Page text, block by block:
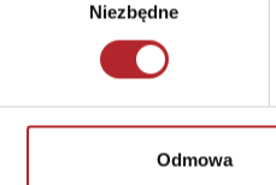
Niezbędne
Odmowa